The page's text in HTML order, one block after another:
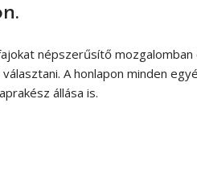
népszerűsítő mozgalomban
A honlapon minden
állása is.